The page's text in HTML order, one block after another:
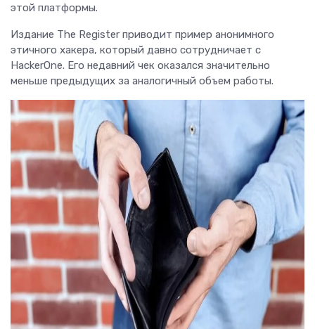
этой платформы.
Издание The Register приводит пример анонимного
этичного хакера, который давно сотрудничает с
HackerOne. Его недавний чек оказался значительно
меньше предыдущих за аналогичный объем работы.